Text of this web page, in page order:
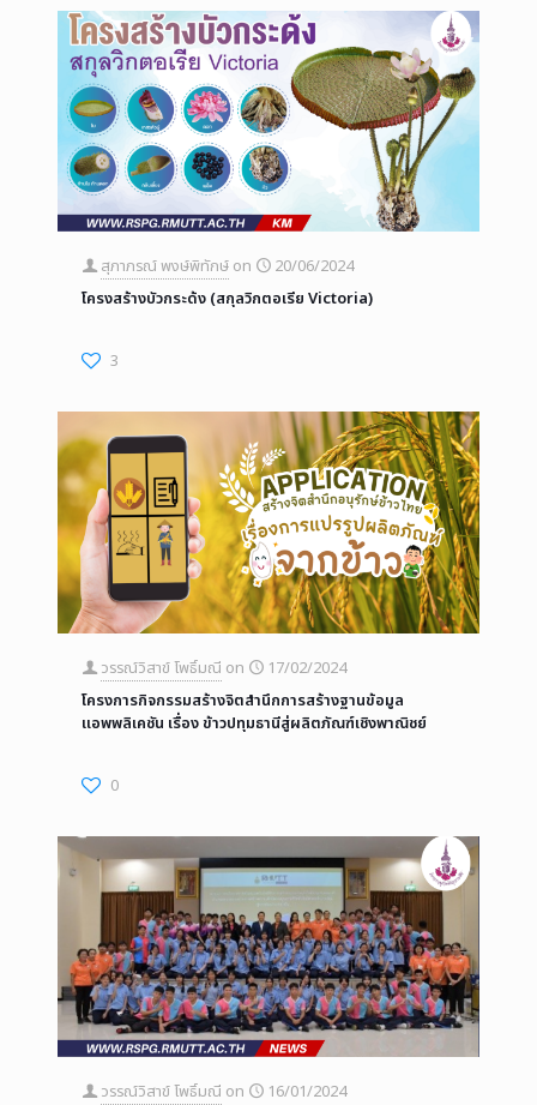
สุภาภรณ์ พงษ์พิทักษ์ on
20/06/2024
โครงสร้างบัวกระด้ง (สกุลวิกตอเรีย Victoria)
3
วรรณ์วิสาข์ โพธิ์มณี on
17/02/2024
โครงการกิจกรรมสร้างจิตสำนึกการสร้างฐานข้อมูล
แอพพลิเคชัน เรื่อง ข้าวปทุมธานีสู่ผลิตภัณฑ์เชิงพาณิชย์
0
วรรณ์วิสาข์ โพธิ์มณี on
16/01/2024